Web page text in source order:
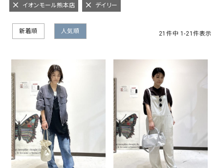
イオンモール熊本店 デイリー
新着順 人気順 21 件中 1-21件表示